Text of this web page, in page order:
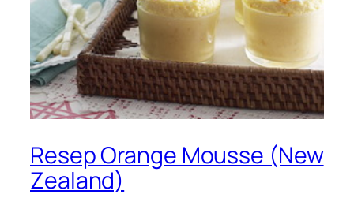
Resep Orange Mousse (New
Zealand)